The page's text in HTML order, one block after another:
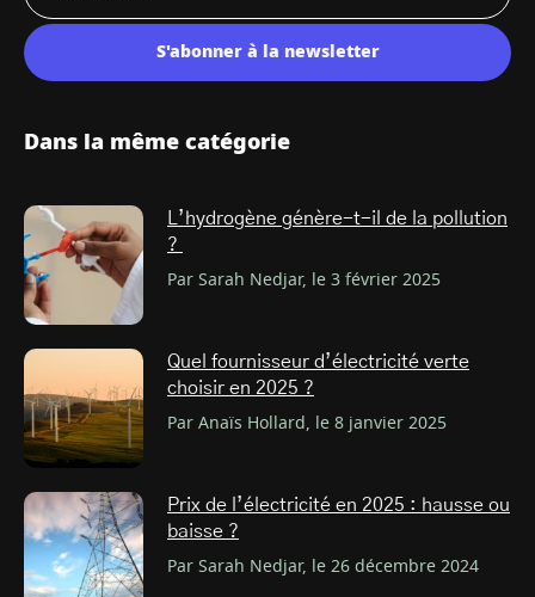
S'abonner à la newsletter
Dans la même catégorie
L’hydrogène génère-t-il de la pollution
?
Par Sarah Nedjar, le 3 février 2025
Quel fournisseur d’électricité verte
choisir en 2025 ?
Par Anaïs Hollard, le 8 janvier 2025
Prix de l’électricité en 2025 : hausse ou
baisse ?
Par Sarah Nedjar, le 26 décembre 2024